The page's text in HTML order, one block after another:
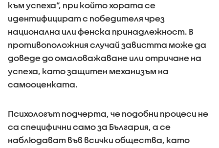
към успеха“, при който хората се
идентифицират с победителя чрез
национална или фенска принадлежност. В
противоположния случай завистта може да
доведе до омаловажаване или отричане на
успеха, като защитен механизъм на
самооценката.
Психологът подчерта, че подобни процеси не
са специфични само за България, а се
наблюдават във всички общества, като